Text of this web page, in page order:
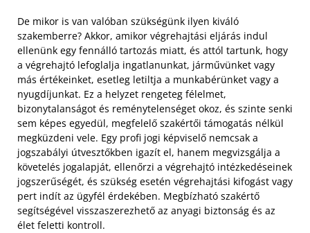
De mikor is van valóban szükségünk ilyen kiváló
szakemberre? Akkor, amikor végrehajtási eljárás indul
ellenünk egy fennálló tartozás miatt, és attól tartunk, hogy
a végrehajtó lefoglalja ingatlanunkat, járművünket vagy
más értékeinket, esetleg letiltja a munkabérünket vagy a
nyugdíjunkat. Ez a helyzet rengeteg félelmet,
bizonytalanságot és reménytelenséget okoz, és szinte senki
sem képes egyedül, megfelelő szakértői támogatás nélkül
megküzdeni vele. Egy profi jogi képviselő nemcsak a
jogszabályi útvesztőkben igazít el, hanem megvizsgálja a
követelés jogalapját, ellenőrzi a végrehajtó intézkedéseinek
jogszerűségét, és szükség esetén végrehajtási kifogást vagy
pert indít az ügyfél érdekében. Megbízható szakértő
segítségével visszaszerezhető az anyagi biztonság és az
élet feletti kontroll.